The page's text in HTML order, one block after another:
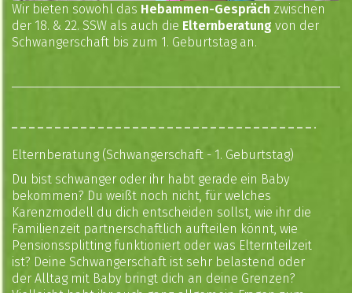
Wir bieten sowohl das Hebammen-Gespräch zwischen
der 18. & 22. SSW als auch die Elternberatung von der
Schwangerschaft bis zum 1. Geburtstag an.
Elternberatung (Schwangerschaft - 1. Geburtstag)
Du bist schwanger oder ihr habt gerade ein Baby
bekommen? Du weißt noch nicht, für welches
Karenzmodell du dich entscheiden sollst, wie ihr die
Familienzeit partnerschaftlich aufteilen könnt, wie
Pensionssplitting funktioniert oder was Elternteilzeit
ist? Deine Schwangerschaft ist sehr belastend oder
der Alltag mit Baby bringt dich an deine Grenzen?